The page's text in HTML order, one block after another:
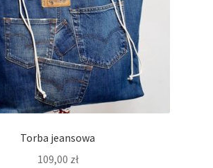
Torba jeansowa
109,00 zł